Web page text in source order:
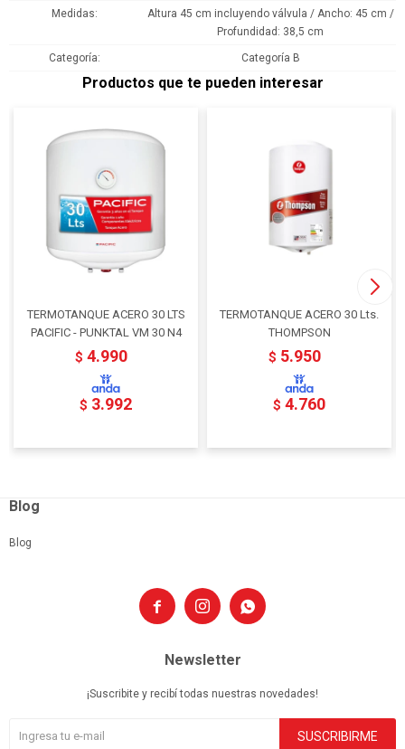
Medidas
Altura 45 cm incluyendo válvula / Ancho: 45 cm /
Profundidad: 38,5 cm
Categoría Categoría B
Productos que te pueden interesar
TERMOTANQUE ACERO 30 LTS
PACIFIC - PUNKTAL VM 30 N4
$ 4.990
$ 3.992
TERMOTANQUE ACERO 30 Lts.
THOMPSON
$ 5.950
$ 4.760
  
Blog
Blog
Newsletter
¡Suscribite y recibí todas nuestras novedades!
SUSCRIBIRME